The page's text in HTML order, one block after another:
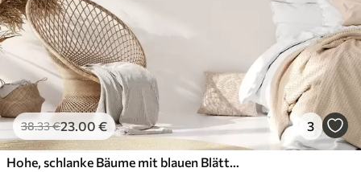
38.33€23.00 € 3
Hohe, schlanke Bäume mit blauen Blättern und einem Hauch von Gelb auf einem weichen blauen Hintergrund, Ölgemälde-Imitation